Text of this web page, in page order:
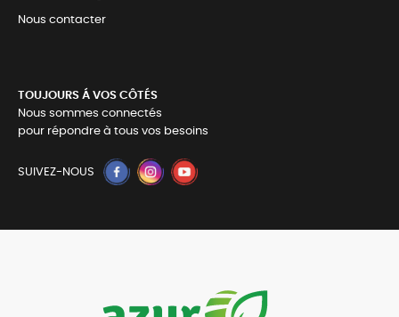
Nous contacter
TOUJOURS Á VOS CÔTÉS
Nous sommes connectés
pour répondre à tous vos besoins
SUIVEZ-NOUS